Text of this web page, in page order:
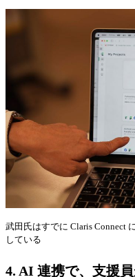
武田氏はすでに Claris Connect
している
4. AI 連携で、支援